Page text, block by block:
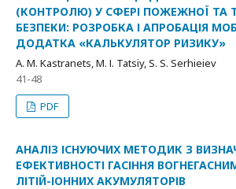
(КОНТРОЛЮ) У СФЕРІ ПОЖЕЖНОЇ ТА
БЕЗПЕКИ: РОЗРОБКА І АПРОБАЦІЯ
ДОДАТКА «КАЛЬКУЛЯТОР РИЗИКУ»
A. М. Kastranets, M. І. Tatsiy, S. S. Serhieiev
41-48
PDF
АНАЛІЗ ІСНУЮЧИХ МЕТОДИК З
ЕФЕКТИВНОСТІ ГАСІННЯ
ЛІТІЙ-ІОННИХ АКУМУЛЯТОРІВ